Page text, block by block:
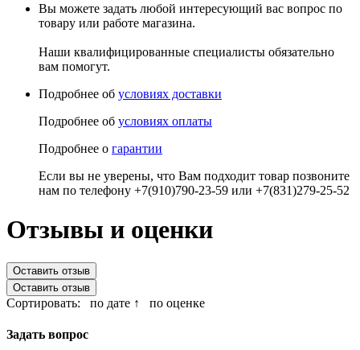
Вы можете задать любой интересующий вас вопрос по
товару или работе магазина.
Наши квалифицированные специалисты обязательно
вам помогут.
Подробнее об условиях доставки
Подробнее об условиях оплаты
Подробнее о гарантии
Если вы не уверены, что Вам подходит товар позвоните
нам по телефону +7(910)790-23-59 или +7(831)279-25-52
Отзывы и оценки
Оставить отзыв
Оставить отзыв
Сортировать: по дате ↑ по оценке
Задать вопрос